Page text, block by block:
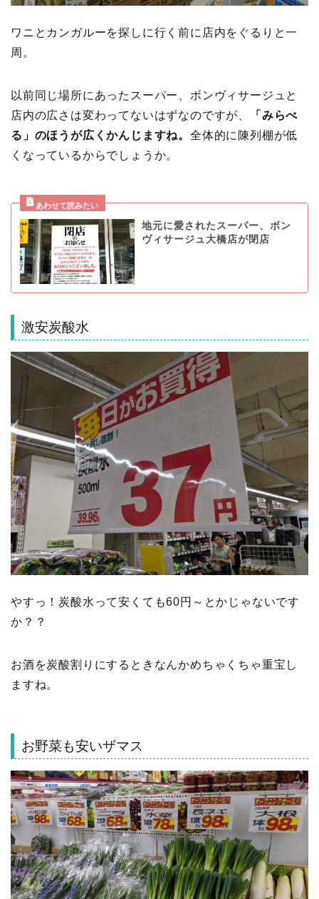
ワニとカンガルーを探しに行く前に店内をぐるりと一
周。
以前同じ場所にあったスーパー、ボンヴィサージュと
店内の広さは変わってないはずなのですが、
「みらべ
る」のほうが広くかんじますね。 全体的に陳列棚が低
くなっているからでしょうか。
地元に愛されたスーパー、ボン
ヴィサージュ大橋店が閉店
激安炭酸水
やすっ！炭酸水って安くても60円～とかじゃないです
か？？
お酒を炭酸割りにするときなんかめちゃくちゃ重宝し
ますね。
お野菜も安いザマス